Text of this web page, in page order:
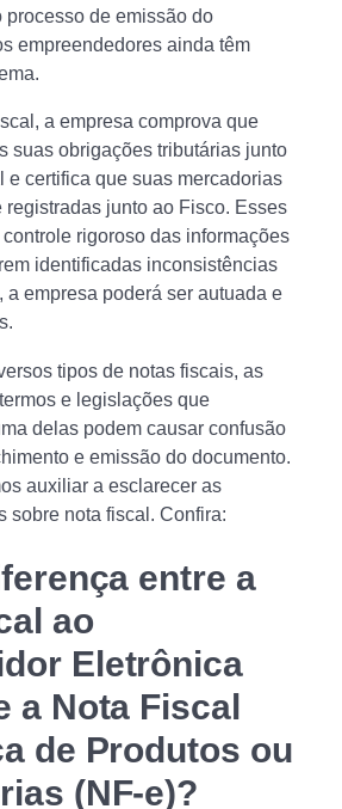
de emissão do
empreendedores ainda têm
a empresa comprova que
suas obrigações tributárias junto
e certifica que suas mercadorias
junto ao Fisco. Esses
rigoroso das informações
identificadas inconsistências
a empresa poderá ser autuada e
tipos de notas fiscais, as
e legislações que
delas podem causar confusão
e emissão do documento.
auxiliar a esclarecer as
sobre nota fiscal. Confira:
entre a
ao
Eletrônica
a Nota Fiscal
de Produtos ou
(NF-e)?